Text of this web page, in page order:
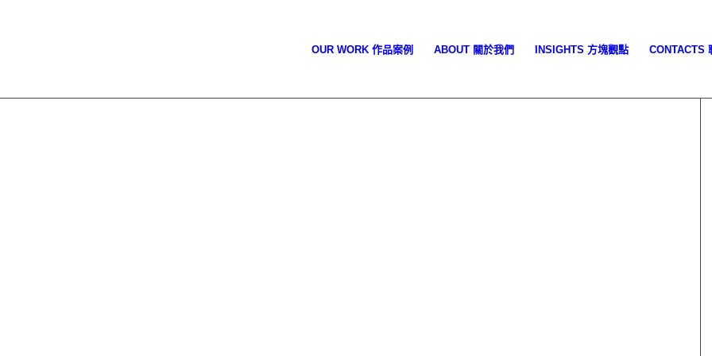
OUR WORK 作品案例 ABOUT 關於我們 INSIGHTS 方塊觀點 CONTACTS